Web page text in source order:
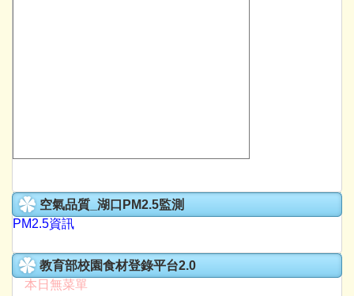
空氣品質_湖口PM2.5監測
PM2.5資訊
教育部校園食材登錄平台2.0
本日無菜單